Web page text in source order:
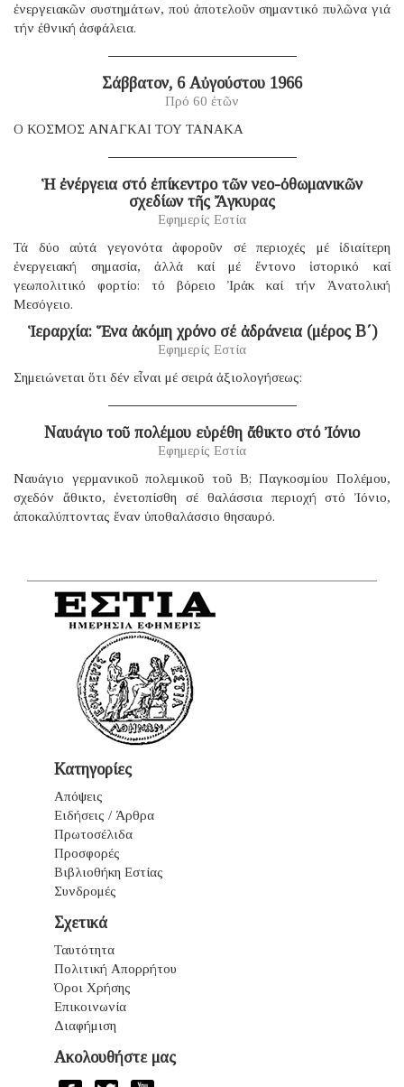
ἐνεργειακῶν συστημάτων, πού ἀποτελοῦν σημαντικό πυλῶνα γιά
τήν ἐθνική ἀσφάλεια.
Σάββατον, 6 Αὐγούστου 1966
Πρό 60 ἐτῶν
Ο ΚΟΣΜΟΣ ΑΝΑΓΚΑΙ ΤΟΥ ΤΑΝΑΚΑ
Ἡ ἐνέργεια στό ἐπίκεντρο τῶν νεο-ὀθωμανικῶν
σχεδίων τῆς Ἄγκυρας
Εφημερίς Εστία
Τά δύο αὐτά γεγονότα ἀφοροῦν σέ περιοχές μέ ἰδιαίτερη
ἐνεργειακή σημασία, ἀλλά καί μέ ἔντονο ἱστορικό καί
γεωπολιτικό φορτίο: τό βόρειο Ἰράκ καί τήν Ἀνατολική
Μεσόγειο.
Ἱεραρχία: Ἕνα ἀκόμη χρόνο σέ ἀδράνεια (μέρος B΄)
Εφημερίς Εστία
Σημειώνεται ὅτι δέν εἶναι μέ σειρά ἀξιολογήσεως:
Ναυάγιο τοῦ πολέμου εὑρέθη ἄθικτο στό Ἰόνιο
Εφημερίς Εστία
Ναυάγιο γερμανικοῦ πολεμικοῦ τοῦ B; Παγκοσμίου Πολέμου,
σχεδόν ἄθικτο, ἐνετοπίσθη σέ θαλάσσια περιοχή στό Ἰόνιο,
ἀποκαλύπτοντας ἕναν ὑποθαλάσσιο θησαυρό.
Κατηγορίες
Απόψεις
Ειδήσεις / Άρθρα
Πρωτοσέλιδα
Προσφορές
Βιβλιοθήκη Εστίας
Συνδρομές
Σχετικά
Ταυτότητα
Πολιτική Απορρήτου
Όροι Χρήσης
Επικοινωνία
Διαφήμιση
Ακολουθήστε μας